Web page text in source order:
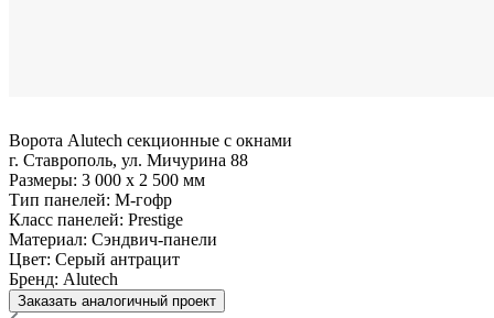
Ворота Alutech секционные с окнами
г. Ставрополь, ул. Мичурина 88
Размеры: 3 000 x 2 500 мм
Тип панелей: M-гофр
Класс панелей: Prestige
Материал: Сэндвич-панели
Цвет: Серый антрацит
Бренд: Alutech
Заказать аналогичный проект